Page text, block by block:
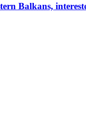
Balkans,